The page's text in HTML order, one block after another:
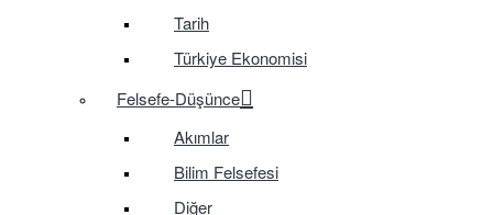
Tarih
Türkiye Ekonomisi
Felsefe-Düşünce
Akımlar
Bilim Felsefesi
Diğer